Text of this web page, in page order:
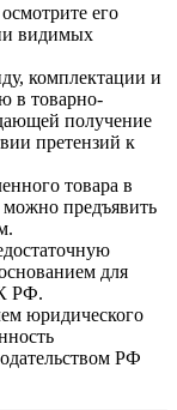
его
видимых
комплектации и
в товарно-
получение
претензий к
товара в
предъявить
для
РФ.
юридического
РФ